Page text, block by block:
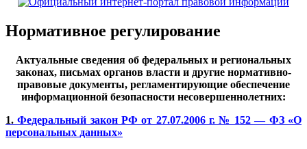
Нормативное регулирование
Актуальные сведения об федеральных и региональных
законах, письмах органов власти и другие нормативно-
правовые документы, регламентирующие обеспечение
информационной безопасности несовершеннолетних:
1. Федеральный закон РФ от 27.07.2006 г. № 152 — ФЗ «О
персональных данных»